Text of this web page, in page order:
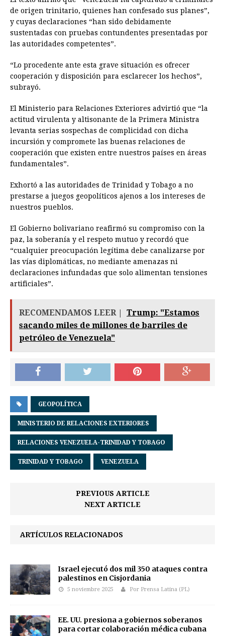
de origen trinitario, quienes han confesado sus planes”,
y cuyas declaraciones “han sido debidamente
sustentadas con pruebas contundentes presentadas por
las autoridades competentes”.
“Lo procedente ante esta grave situación es ofrecer
cooperación y disposición para esclarecer los hechos”,
subrayó.
El Ministerio para Relaciones Exteriores advirtió que “la
actitud virulenta y altisonante de la Primera Ministra
levanta serias sospechas de complicidad con dicha
incursión y compromete las buenas relaciones de
cooperación que existen entre nuestros países en áreas
fundamentales”.
Exhortó a las autoridades de Trinidad y Tobago a no
prestarse a juegos geopolíticos ajenos a los intereses de
nuestros pueblos.
El Gobierno bolivariano reafirmó su compromiso con la
paz, la soberanía y el respeto mutuo y recordó que
“cualquier preocupación legítima debe canalizarse por
las vías diplomáticas, no mediante amenazas ni
declaraciones infundadas que solo alimentan tensiones
artificiales”.
RECOMENDAMOS LEER |
Trump: "Estamos
sacando miles de millones de barriles de
petróleo de Venezuela"
GEOPOLÍTICA
MINISTERIO DE RELACIONES EXTERIORES
RELACIONES VENEZUELA-TRINIDAD Y TOBAGO
TRINIDAD Y TOBAGO VENEZUELA
PREVIOUS ARTICLE
NEXT ARTICLE
ARTÍCULOS RELACIONADOS
Israel ejecutó dos mil 350 ataques contra
palestinos en Cisjordania
5 noviembre 2025 Por Prensa Latina (PL)
EE. UU. presiona a gobiernos soberanos
para cortar colaboración médica cubana